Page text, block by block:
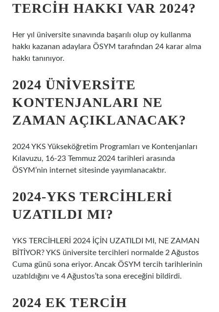
TERCIH HAKKI VAR 2024?
Her yıl üniversite sınavında başarılı olup oy kullanma
hakkı kazanan adaylara ÖSYM tarafından 24 karar alma
hakkı tanınıyor.
2024 ÜNIVERSITE
KONTENJANLARI NE
ZAMAN AÇIKLANACAK?
2024 YKS Yükseköğretim Programları ve Kontenjanları
Kılavuzu, 16-23 Temmuz 2024 tarihleri ​​arasında
ÖSYM’nin internet sitesinde yayımlanacaktır.
2024-YKS TERCIHLERI
UZATILDI MI?
YKS TERCİHLERİ 2024 İÇİN UZATILDI MI, NE ZAMAN
BİTİYOR? YKS üniversite tercihleri ​​normalde 2 Ağustos
Cuma günü sona eriyor. Ancak ÖSYM tercih tarihlerinin
uzatıldığını ve 4 Ağustos’ta sona ereceğini bildirdi.
2024 EK TERCIH